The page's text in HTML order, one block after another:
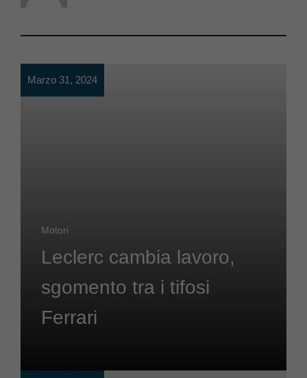
Marzo 31, 2024
Motori
Leclerc cambia lavoro,
sgomento tra i tifosi
Ferrari